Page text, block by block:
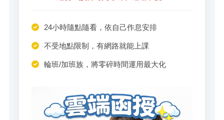
24小時隨點隨看，依自己作息安排
不受地點限制，有網路就能上課
輪班/加班族，將零碎時間運用最大化